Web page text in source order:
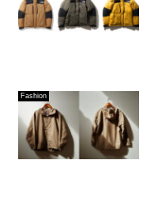
Fashion